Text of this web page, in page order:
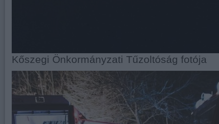
Kőszegi Önkormányzati Tűzoltóság fotója